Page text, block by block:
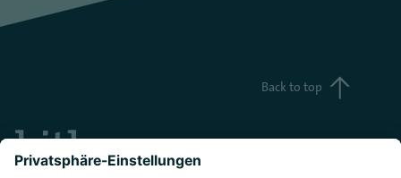
Back to top